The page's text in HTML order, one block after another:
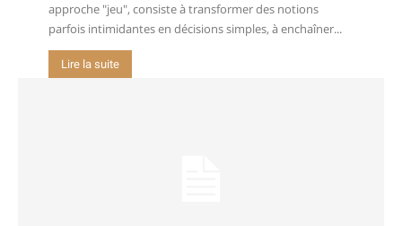
approche "jeu", consiste à transformer des notions
parfois intimidantes en décisions simples, à enchaîner...
Lire la suite